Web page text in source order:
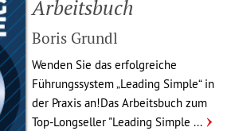
Arbeits­buch
Boris Grundl
Wenden Sie das erfolg­reiche
Führungs­system „Leading Simple“ in
der Praxis an!Das Arbeits­buch zum
Top-Longseller "Leading Simple ...